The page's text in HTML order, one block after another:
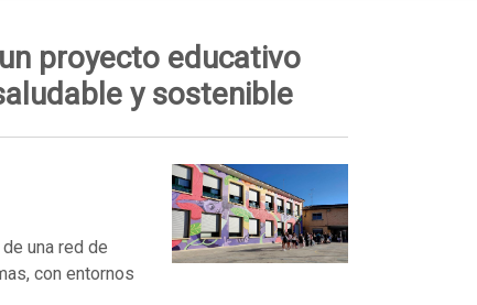
proyecto educativo
y sostenible
una red de
con entornos